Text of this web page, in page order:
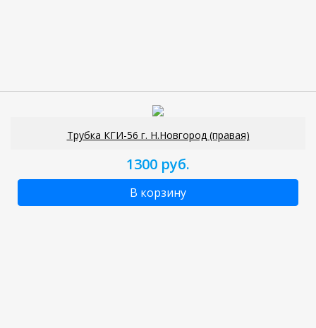
Трубка КГИ-56 г. Н.Новгород (правая)
1300 руб.
В корзину